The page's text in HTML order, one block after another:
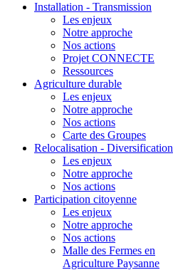
Installation - Transmission
Les enjeux
Notre approche
Nos actions
Projet CONNECTE
Ressources
Agriculture durable
Les enjeux
Notre approche
Nos actions
Carte des Groupes
Relocalisation - Diversification
Les enjeux
Notre approche
Nos actions
Participation citoyenne
Les enjeux
Notre approche
Nos actions
Malle des Fermes en
Agriculture Paysanne